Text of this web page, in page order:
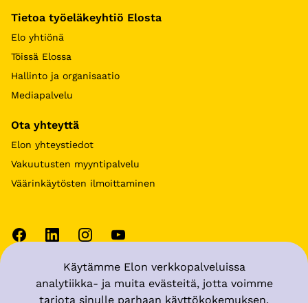
Käytämme Elon verkkopalveluissa
analytiikka- ja muita evästeitä, jotta voimme
tarjota sinulle parhaan käyttökokemuksen.
Tietoa työeläkeyhtiö Elosta
Elo yhtiönä
Töissä Elossa
Hallinto ja organisaatio
Mediapalvelu
Ota yhteyttä
Elon yhteystiedot
Vakuutusten myyntipalvelu
Väärinkäytösten ilmoittaminen
Käyttöehdot